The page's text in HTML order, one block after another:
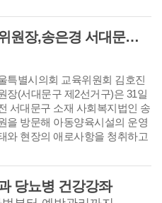
김호진 서울시의회 교육위원장,송은경 서대문구의회 의원 송죽원 방문
특별시의회 교육위원회 김호진
장(서대문구 제2선거구)은 31일
서대문구 소재 사회복지법인 송
을 방문해 아동양육시설의 운영
와 현장의 애로사항을 청취하고
당뇨병 건강강좌